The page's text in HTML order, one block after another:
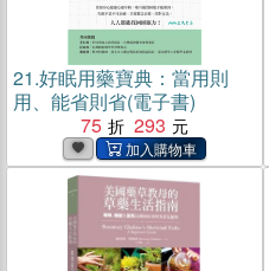
21.好眠用藥寶典：當用則
用、能省則省(電子書)
75
293